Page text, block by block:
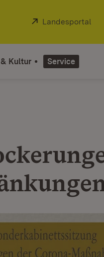
Extern:
Landesportal
Kultur Service